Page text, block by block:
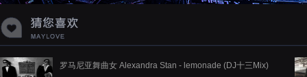
罗马尼亚舞曲女 Alexandra Stan - lemonade (DJ十三Mix)